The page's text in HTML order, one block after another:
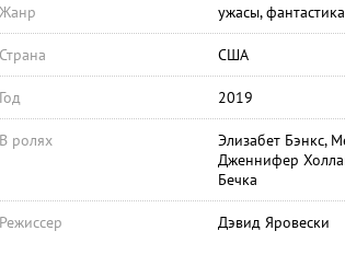
Жанр ужасы,
Страна США
Год 2019
В ролях
Элизабет Бэнкс,
Дженнифер
Бечка
Режиссер Дэвид Яровески